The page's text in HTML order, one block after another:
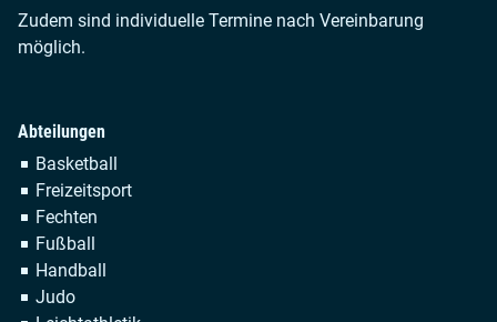
Zudem sind individuelle Termine nach Vereinbarung
möglich.
Abteilungen
Navigation
überspringen
Basketball
Freizeitsport
Fechten
Fußball
Handball
Judo